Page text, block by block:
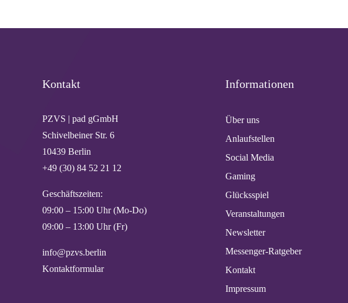
Kontakt
PZVS | pad gGmbH
Schivelbeiner Str. 6
10439 Berlin
+49 (30) 84 52 21 12
Geschäftszeiten:
09:00 – 15:00 Uhr (Mo-Do)
09:00 – 13:00 Uhr (Fr)
info@pzvs.berlin
Kontaktformular
Informationen
Über uns
Anlaufstellen
Social Media
Gaming
Glücksspiel
Veranstaltungen
Newsletter
Messenger-Ratgeber
Kontakt
Impressum